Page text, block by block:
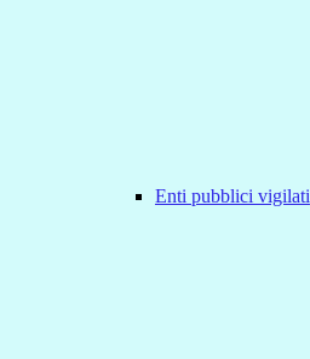
Enti pubblici vigilati